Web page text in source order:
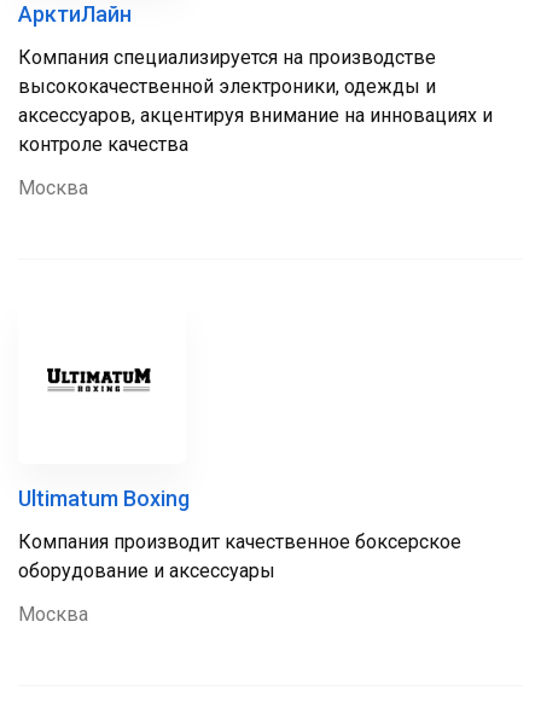
АрктиЛайн
Компания специализируется на производстве
высококачественной электроники, одежды и
аксессуаров, акцентируя внимание на инновациях и
контроле качества
Москва
Ultimatum Boxing
Компания производит качественное боксерское
оборудование и аксессуары
Москва